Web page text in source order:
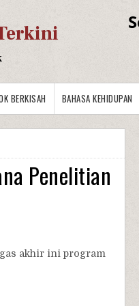
BERKISAH BAHASA KEHIDUPAN
Penelitian
akhir ini program